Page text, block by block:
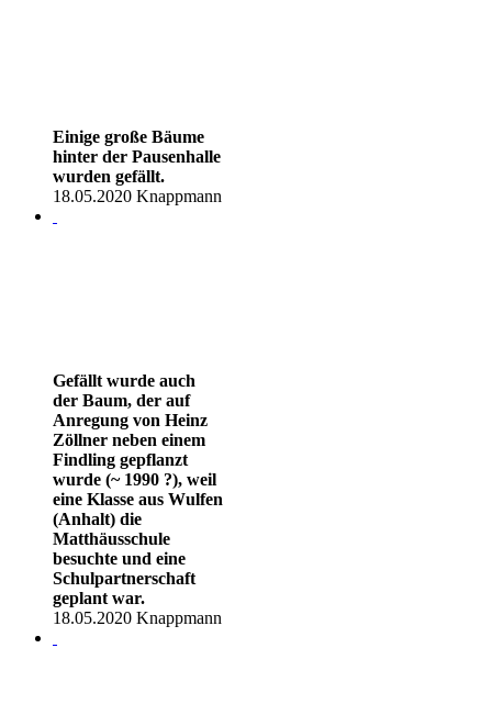
Einige große Bäume
hinter der Pausenhalle
wurden gefällt.
18.05.2020 Knappmann
Gefällt wurde auch
der Baum, der auf
Anregung von Heinz
Zöllner neben einem
Findling gepflanzt
wurde (~ 1990 ?), weil
eine Klasse aus Wulfen
(Anhalt) die
Matthäusschule
besuchte und eine
Schulpartnerschaft
geplant war.
18.05.2020 Knappmann